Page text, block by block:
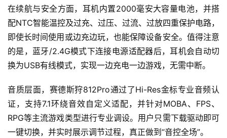
在续航与安全方面，耳机内置2000毫安大容量电池，并搭
配NTC智能温控及过充、过压、过流、过放四重保护电路，
即使长时间使用或边充边玩，也能保障设备安全。值得注意
的是，蓝牙/2.4G模式下连接电源适配器后，耳机会自动切
换为USB有线模式，实现一边充电一边游戏，无需中断。
音质层面，赛德斯狩812Pro通过了Hi-Res金标专业音频认
证，支持7.1环绕音效自定义适配，并针对MOBA、FPS、
RPG等主流游戏类型进行专业调设。用户只需下载驱动即可
一键切换，并实时展示调节过程，真正做到“音控全场”。